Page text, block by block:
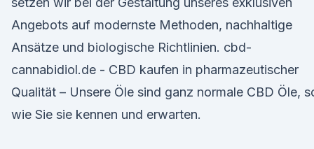
Angebots auf modernste Methoden, nachhaltige
Ansätze und biologische Richtlinien. cbd-
cannabidiol.de - CBD kaufen in pharmazeutischer
Qualität – Unsere Öle sind ganz normale CBD Öle,
wie Sie sie kennen und erwarten.